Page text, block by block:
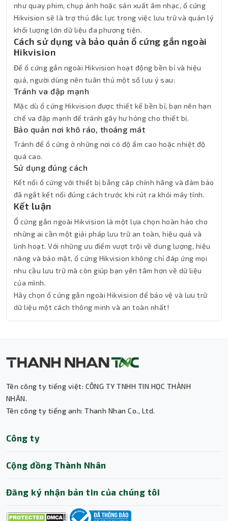
như quay phim, chụp ảnh hoặc sản xuất âm nhạc, ổ cứng
Hikvision sẽ là trợ thủ đắc lực trong việc lưu trữ và quản lý
khối lượng lớn dữ liệu đa phương tiện.
Cách sử dụng và bảo quản ổ cứng gắn ngoài
Hikvision
Để ổ cứng gắn ngoài Hikvision hoạt động bền bỉ và hiệu
quả, người dùng nên tuân thủ một số lưu ý sau:
Tránh va đập mạnh
Mặc dù ổ cứng Hikvision được thiết kế bền bỉ, bạn nên hạn
chế va đập mạnh để tránh gây hư hỏng cho thiết bị.
Bảo quản nơi khô ráo, thoáng mát
Tránh để ổ cứng ở những nơi có độ ẩm cao hoặc nhiệt độ
quá cao.
Sử dụng đúng cách
Kết nối ổ cứng với thiết bị bằng cáp chính hãng và đảm bảo
đã ngắt kết nối đúng cách trước khi rút ra khỏi máy tính.
Kết luận
Ổ cứng gắn ngoài Hikvision là một lựa chọn hoàn hảo cho
những ai cần một giải pháp lưu trữ an toàn, hiệu quả và
linh hoạt. Với những ưu điểm vượt trội về dung lượng, hiệu
năng và bảo mật, ổ cứng Hikvision không chỉ đáp ứng mọi
nhu cầu lưu trữ mà còn giúp bạn yên tâm hơn về dữ liệu
của mình.
Hãy chọn ổ cứng gắn ngoài Hikvision để bảo vệ và lưu trữ
dữ liệu một cách thông minh và an toàn nhất!
Tên công ty tiếng việt: CÔNG TY TNHH TIN HỌC THÀNH
NHÂN.
Tên công ty tiếng anh: Thanh Nhan Co., Ltd.
Công ty
Cộng đồng Thành Nhân
Đăng ký nhận bản tin của chúng tôi
Trợ lý AI • Phản hồi tức thì